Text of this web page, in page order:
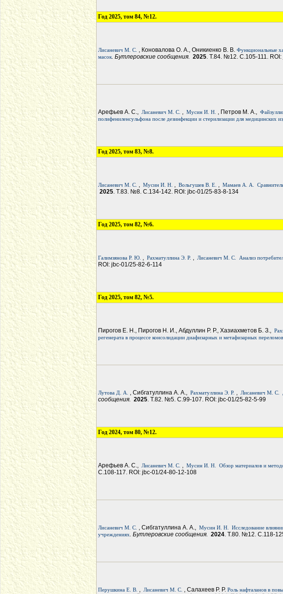
Год 2025, том 84, №12.
Лисаневич М. С. , Коновалова О. А., Оникиенко В. В. Функциональные
масок. Бутлеровские сообщения. 2025. Т.84. №12. С.105-111.
Арефьев А. С., Лисаневич М. С. , Мусин И. Н. , Петров М. А.,
полифениленсульфона после дезинфекции и стерилизации для медицинских
Год 2025, том 83, №8.
Лисаневич М. С. , Мусин И. Н. , Вольгушев В. Е. , Мамаев А. А.
2025. Т.83. №8. С.134-142. ROI: jbc-01/25-83-8-134
Год 2025, том 82, №6.
Галимзянова Р. Ю. , Рахматуллина Э. Р. , Лисаневич М. С. Анализ
ROI: jbc-01/25-82-6-114
Год 2025, том 82, №5.
Пирогов Е. Н., Пирогов Н. И., Абдуллин Р. Р., Хазиахметов Б. З.,
регенерата в процессе консолидации диафизарных и метафизарных переломов
Лутова Д. А. , Сибгатуллина А. А., Рахматуллина Э. Р. , Лисаневич М. С.
сообщения. 2025. Т.82. №5. С.99-107. ROI: jbc-01/25-82-5-99
Год 2024, том 80, №12.
Арефьев А. С., Лисаневич М. С. , Мусин И. Н. Обзор материалов и
С.108-117. ROI: jbc-01/24-80-12-108
Лисаневич М. С. , Сибгатуллина А. А., Мусин И. Н.
Исследование
учреждениях. Бутлеровские сообщения. 2024. Т.80. №12. С.118-
Перушкина Е. В. , Лисаневич М. С. , Салахеев Р. Р. Роль нафталанов в